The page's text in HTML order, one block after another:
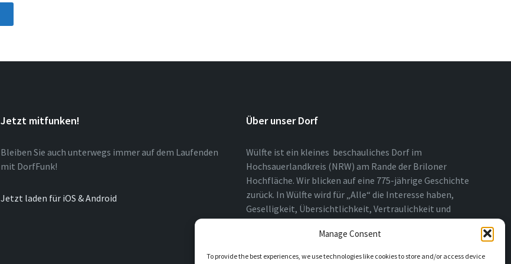
Manage Consent
To provide the best experiences, we use technologies like cookies to store and/or access device
Jetzt mitfunken!
Bleiben Sie auch unterwegs immer auf dem Laufenden
mit DorfFunk!
Jetzt laden für iOS & Android
Über unser Dorf
Wülfte ist ein kleines beschauliches Dorf im
Hochsauerlandkreis (NRW) am Rande der Briloner
Hochfläche. Wir blicken auf eine 775-jährige Geschichte
zurück. In Wülfte wird für „Alle“ die Interesse haben,
Geselligkeit, Übersichtlichkeit, Vertraulichkeit und